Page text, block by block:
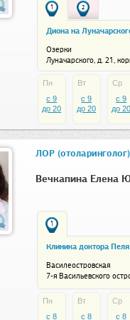
1 2
Диона на
Озерки
Луначарского, д. 21,
Пн
c 9
до 20
Вт
c 9
до 20
Ср
c 9
до 20
ЛОР (отоларинголог)
Вечкапина Елена
1
Клиника доктора Пеля
Василеостровская
7-я Васильевского
18, лит. А
Пн
c 8
Вт
c 8
Ср
c 8